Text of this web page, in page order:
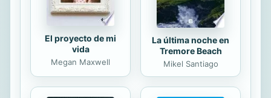
El proyecto de mi
vida
Megan Maxwell
La última noche en
Tremore Beach
Mikel Santiago